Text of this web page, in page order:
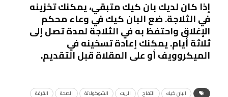
إذا كان لديك بان كيك متبقي، يمكنك تخزينه
في الثلاجة. ضع البان كيك في وعاء محكم
الإغلاق واحتفظ به في الثلاجة لمدة تصل إلى
ثلاثة أيام. يمكنك إعادة تسخينه في
الميكروويف أو على المقلاة قبل التقديم.
البان كيك التفاح الزيت الشوكولاتة الصحة
القرفة